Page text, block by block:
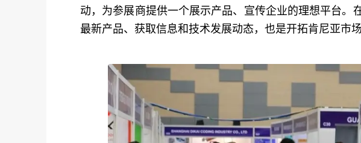
动，为参展商提供一个展示产品、宣传企业的理想平台。
最新产品、获取信息和技术发展动态，也是开拓肯尼亚市